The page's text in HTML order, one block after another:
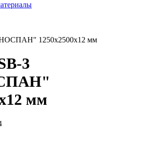
1250х2500х12 мм
3
мм